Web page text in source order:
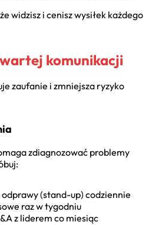
widzisz i cenisz wysiłek każdego
komunikacji
zaufanie i zmniejsza ryzyko
zdiagnozować problemy
(stand-up) codziennie
raz w tygodniu
z liderem co miesiąc